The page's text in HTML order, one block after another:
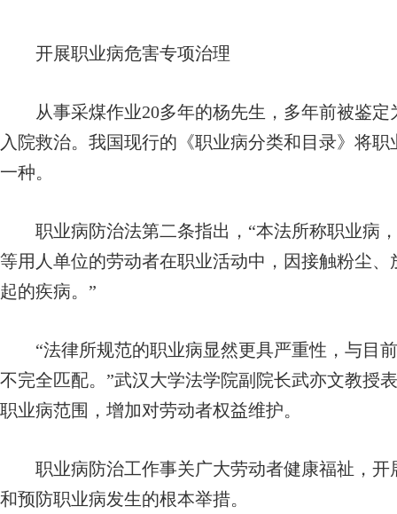
开展职业病危害专项治理
从事采煤作业20多年的杨先生，多年前被鉴定
入院救治。我国现行的《职业病分类和目录》将
一种。
职业病防治法第二条指出，“本法所称职业病
等用人单位的劳动者在职业活动中，因接触粉尘
起的疾病。”
“法律所规范的职业病显然更具严重性，与目
不完全匹配。”武汉大学法学院副院长武亦文教授
职业病范围，增加对劳动者权益维护。
职业病防治工作事关广大劳动者健康福祉，开
和预防职业病发生的根本举措。